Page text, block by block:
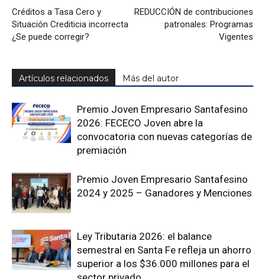
Créditos a Tasa Cero y
Situación Crediticia incorrecta
¿Se puede corregir?
REDUCCIÓN de contribuciones
patronales: Programas
Vigentes
Artículos relacionados Más del autor
Premio Joven Empresario Santafesino
2026: FECECO Joven abre la
convocatoria con nuevas categorías de
premiación
Premio Joven Empresario Santafesino
2024 y 2025 – Ganadores y Menciones
Ley Tributaria 2026: el balance
semestral en Santa Fe refleja un ahorro
superior a los $36.000 millones para el